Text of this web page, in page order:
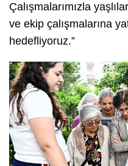
Çalışmalarımızla
ve ekip çalışmalarına
hedefliyoruz.”